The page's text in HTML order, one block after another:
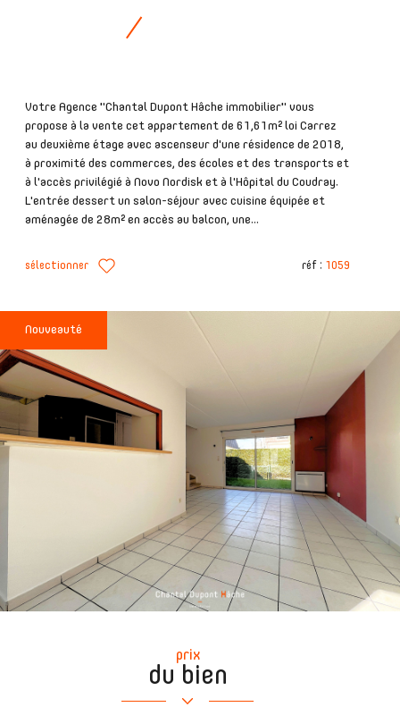
Votre Agence "Chantal Dupont Hâche immobilier" vous
propose à la vente cet appartement de 61,61m² loi Carrez
au deuxième étage avec ascenseur d'une résidence de 2018,
à proximité des commerces, des écoles et des transports et
à l'accès privilégié à Novo Nordisk et à l'Hôpital du Coudray.
L'entrée dessert un salon-séjour avec cuisine équipée et
aménagée de 28m² en accès au balcon, une...
sélectionner réf : 1059
Nouveauté
prix
du bien